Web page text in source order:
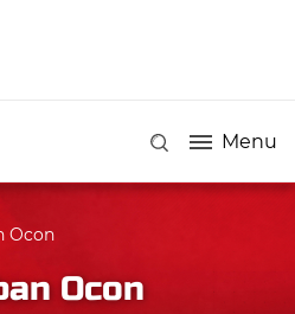
Menu
Ocon
Ocon